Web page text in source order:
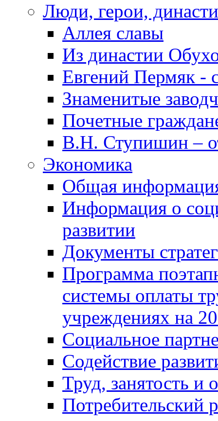
Люди, герои,
Аллея славы
Из династии
Евгений Пермяк -
Знаменитые
Почетные
В.Н. Ступишин –
Экономика
Общая
Информация о
развитии
Документы
Программа
системы оплаты
учреждениях на
Социальное
Содействие
Труд, занятость и
Потребительский